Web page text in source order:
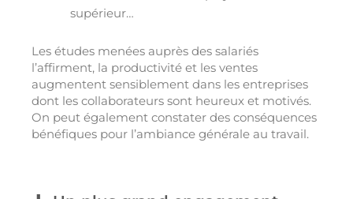
supérieur…
Les études menées auprès des salariés
l’affirment, la productivité et les ventes
augmentent sensiblement dans les entreprises
dont les collaborateurs sont heureux et motivés.
On peut également constater des conséquences
bénéfiques pour l’ambiance générale au travail.